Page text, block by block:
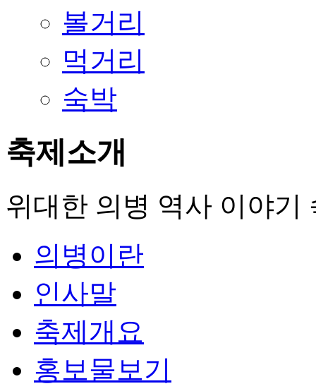
볼거리
먹거리
숙박
축제소개
위대한 의병 역사 이야기
의병이란
인사말
축제개요
홍보물보기